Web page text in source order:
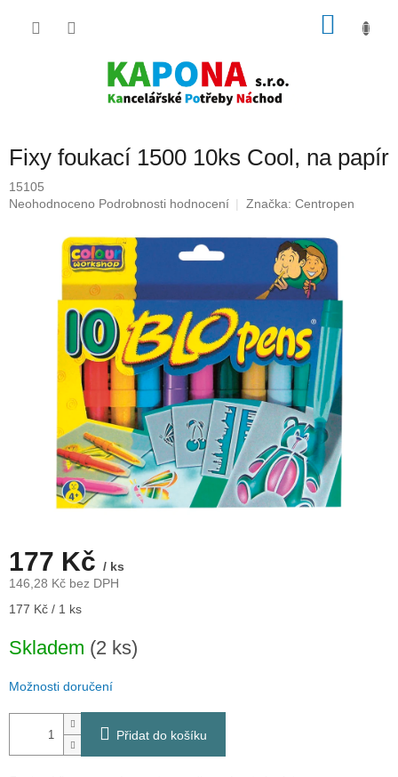
Fixy foukací 1500 10ks Cool, na papír
15105
Průměrné
Neohodnoceno Podrobnosti hodnocení Značka: Centropen
177 Kč / ks
146,28 Kč bez DPH
Měrná
177 Kč / 1 ks
Skladem (2 ks)
Možnosti doručení
Přidat do košíku